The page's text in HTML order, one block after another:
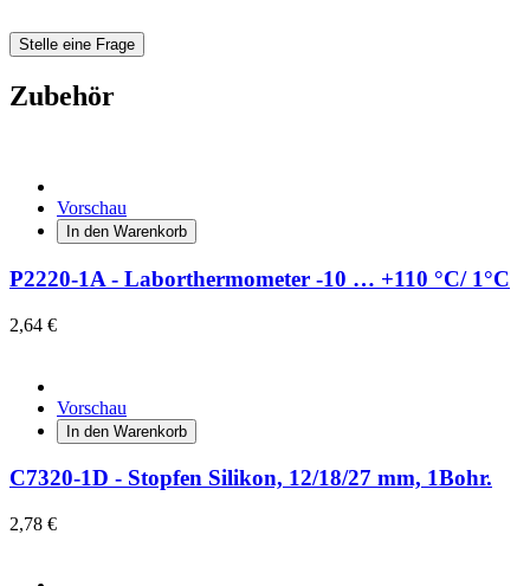
Stelle eine Frage
Zubehör
Vorschau
In den Warenkorb
P2220-1A - Laborthermometer -10 … +110 °C/ 1°C
2,64 €
Vorschau
In den Warenkorb
C7320-1D - Stopfen Silikon, 12/18/27 mm, 1Bohr.
2,78 €